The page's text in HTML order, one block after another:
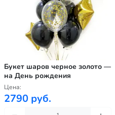
Букет шаров черное золото —
на День рождения
Цена:
2790 руб.